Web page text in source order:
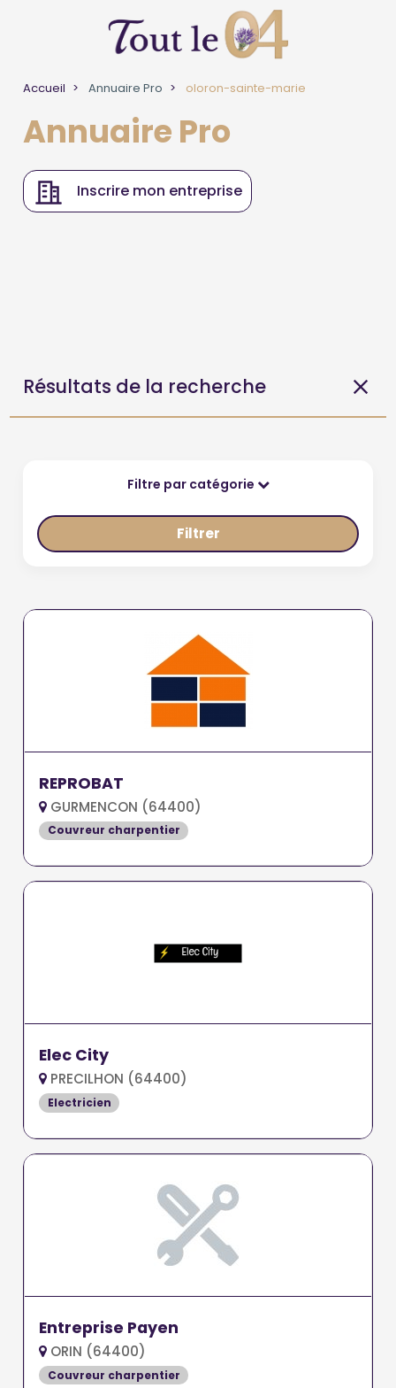
Accueil Annuaire Pro oloron-sainte-marie
Annuaire Pro
Inscrire mon entreprise
Résultats de la recherche
Filtre par catégorie
Filtrer
REPROBAT
GURMENCON (64400)
Couvreur charpentier
Elec City
PRECILHON (64400)
Electricien
Entreprise Payen
ORIN (64400)
Couvreur charpentier